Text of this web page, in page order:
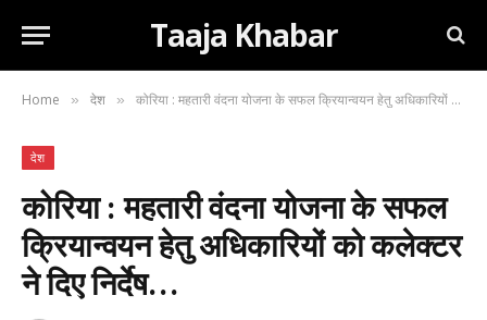
Taaja Khabar
Home » देश » कोरिया : महतारी वंदना योजना के सफल क्रियान्वयन हेतु अधिकारियों को कलेक्टर ने दिए निर्देष…
देश
कोरिया : महतारी वंदना योजना के सफल
क्रियान्वयन हेतु अधिकारियों को कलेक्टर
ने दिए निर्देष…